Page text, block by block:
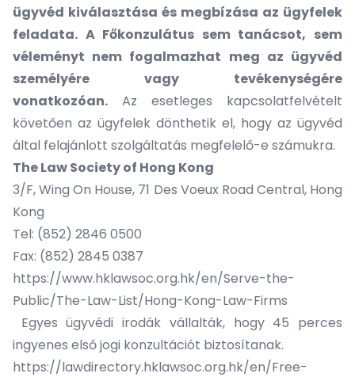
ügyvéd kiválasztása és megbízása az ügyfelek
feladata. A Főkonzulátus sem tanácsot, sem
véleményt nem fogalmazhat meg az ügyvéd
személyére vagy tevékenységére
vonatkozóan. Az esetleges kapcsolatfelvételt
követően az ügyfelek dönthetik el, hogy az ügyvéd
által felajánlott szolgáltatás megfelelő-e számukra.
The Law Society of Hong Kong
3/F, Wing On House, 71 Des Voeux Road Central, Hong
Kong
Tel: (852) 2846 0500
Fax: (852) 2845 0387
https://www.hklawsoc.org.hk/en/Serve-the-
Public/The-Law-List/Hong-Kong-Law-Firms
Egyes ügyvédi irodák vállalták, hogy 45 perces
ingyenes első jogi konzultációt biztosítanak.
https://lawdirectory.hklawsoc.org.hk/en/Free-